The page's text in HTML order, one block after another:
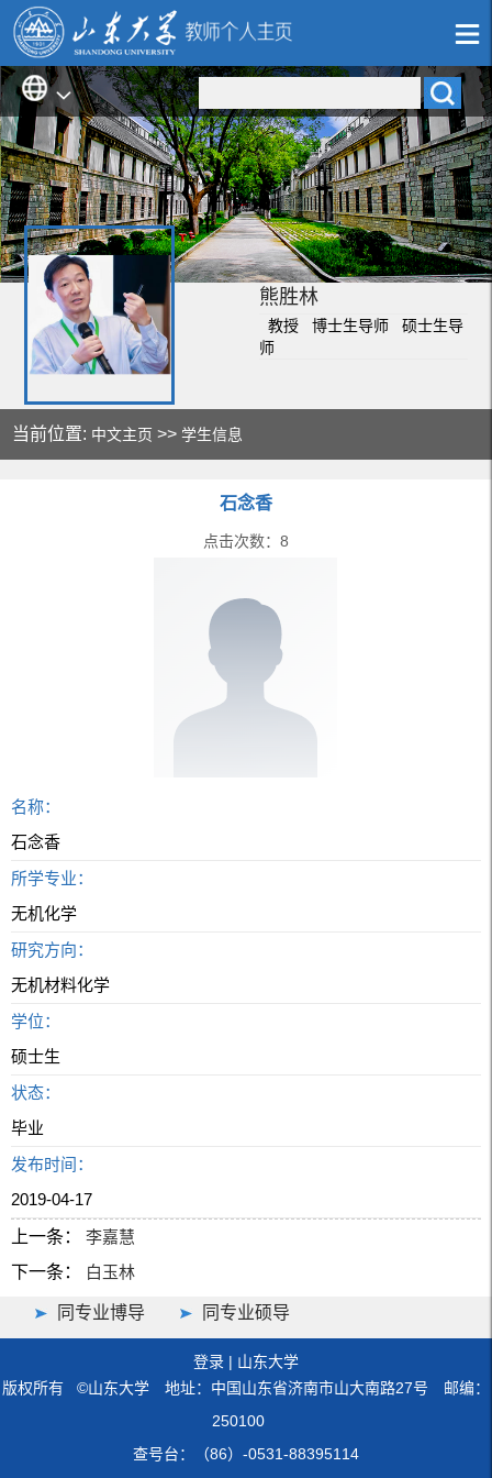
熊胜林
教授 博士生导师 硕士生导
师
当前位置: 中文主页 >>学生信息
石念香
点击次数： 8
名称：
石念香
所学专业：
无机化学
研究方向：
无机材料化学
学位：
硕士生
状态：
毕业
发布时间：
2019-04-17
上一条：
李嘉慧
下一条：
白玉林
同专业博导 同专业硕导
登录 | 山东大学
版权所有 ©山东大学 地址：中国山东省济南市山大南路27号 邮编：
250100
查号台：（86）-0531-88395114